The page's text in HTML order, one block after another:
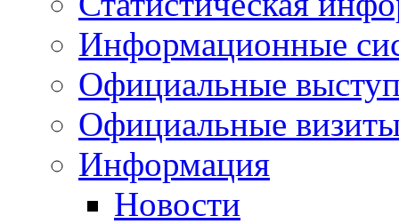
Информационные
Официальные
Официальные
Информация
Новости